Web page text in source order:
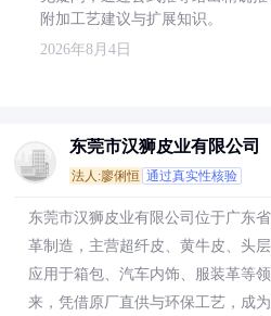
附加工艺建议与扩展知识。
2026年8月4日
东莞市汉狮皮业有限公司
法人:廖俐恒 通过真实性核验
东莞市汉狮皮业有限公司位于广东
革制造，主营超纤皮、黄牛皮、头
应用于箱包、汽车内饰、服装革等
来，凭借原厂直供与环保工艺，成